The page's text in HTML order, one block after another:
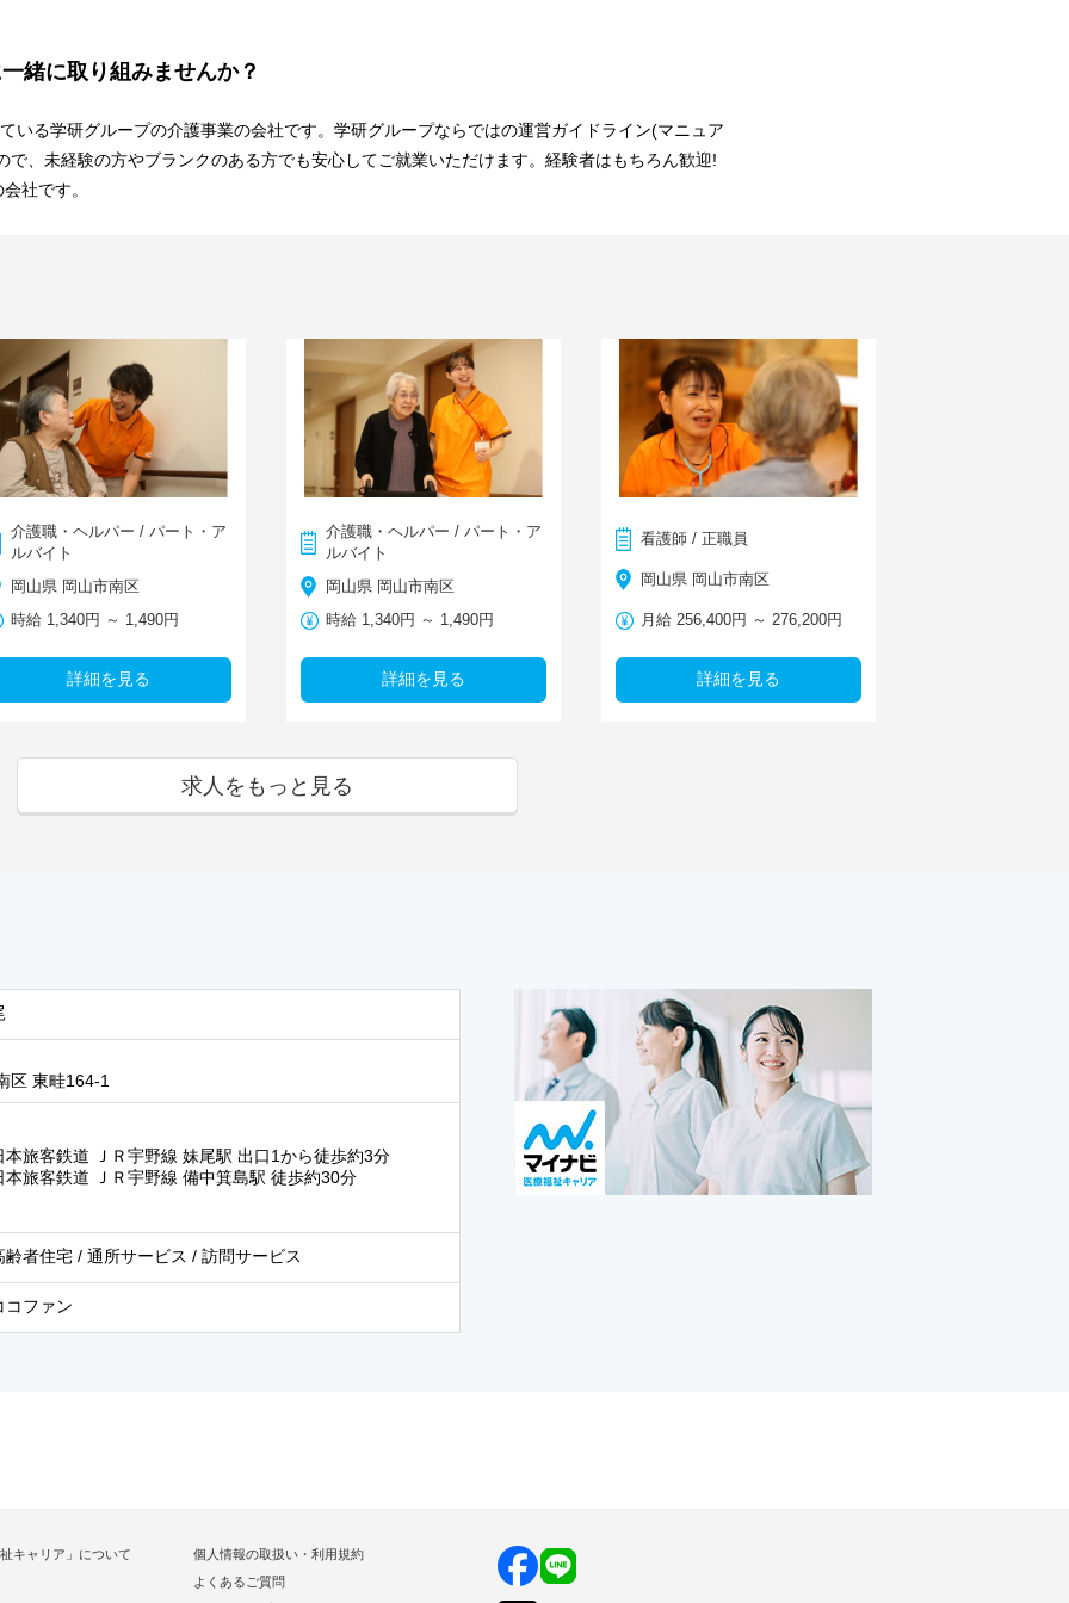
緒に取り組みませんか？
いる学研グループの介護事業の会社です。学研グループならではの運営ガイドライン(マニュア
で、未経験の方やブランクのある方でも安心してご就業いただけます。経験者はもちろん歓迎!
社です。
介護職・ヘルパー / パート・ア
ルバイト
岡山県 岡山市南区
時給 1,340円 ～ 1,490円
詳細を見る
介護職・ヘルパー / パート・ア
ルバイト
岡山県 岡山市南区
時給 1,340円 ～ 1,490円
詳細を見る
看護師 / 正職員
岡山県 岡山市南区
月給 256,400円 ～ 276,200円
詳細を見る
求人をもっと見る
区 東畦164-1
本旅客鉄道 ＪＲ宇野線 妹尾駅 出口1から徒歩約3分
本旅客鉄道 ＪＲ宇野線 備中箕島駅 徒歩約30分
者住宅 / 通所サービス / 訪問サービス
コファン
キャリア」について
個人情報の取扱い・利用規約
よくあるご質問